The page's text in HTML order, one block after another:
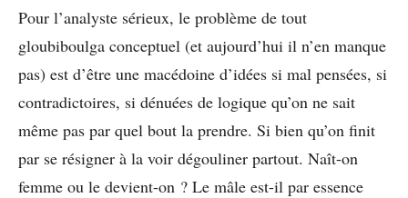
Pour l’analyste sérieux, le problème de tout
gloubiboulga conceptuel (et aujourd’hui il n’en manque
pas) est d’être une macédoine d’idées si mal pensées, si
contradictoires, si dénuées de logique qu’on ne sait
même pas par quel bout la prendre. Si bien qu’on finit
par se résigner à la voir dégouliner partout. Naît-on
femme ou le devient-on ? Le mâle est-il par essence